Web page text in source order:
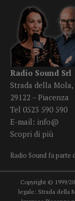
Radio Sound Srl
Strada della Mola,
29122 – Piacenza
Tel 0523 590 590
E-mail: info@
Scopri di più
Radio Sound fa parte
Copyright © 1999/
legale: Strada della